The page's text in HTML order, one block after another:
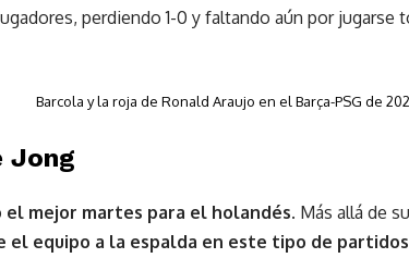
perdiendo 1-0 y faltando aún por jugarse
Barcola y la roja de Ronald Araujo en el Barça-PSG de
Jong
el mejor martes para el holandés. Más allá de su
el equipo a la espalda en este tipo de partidos